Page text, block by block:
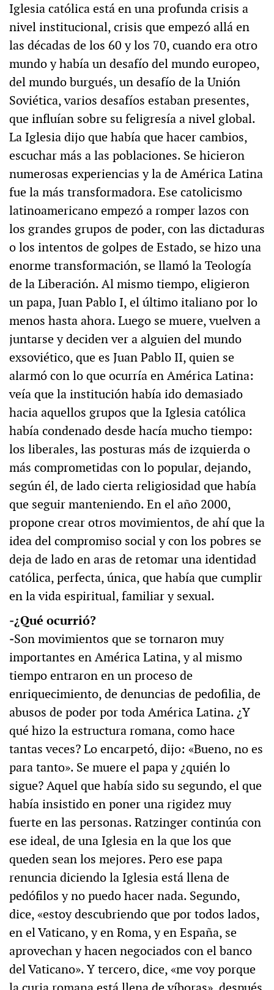
Iglesia católica está en una profunda crisis a
nivel institucional, crisis que empezó allá en
las décadas de los 60 y los 70, cuando era otro
mundo y había un desafío del mundo europeo,
del mundo burgués, un desafío de la Unión
Soviética, varios desafíos estaban presentes,
que influían sobre su feligresía a nivel global.
La Iglesia dijo que había que hacer cambios,
escuchar más a las poblaciones. Se hicieron
numerosas experiencias y la de América Latina
fue la más transformadora. Ese catolicismo
latinoamericano empezó a romper lazos con
los grandes grupos de poder, con las dictaduras
o los intentos de golpes de Estado, se hizo una
enorme transformación, se llamó la Teología
de la Liberación. Al mismo tiempo, eligieron
un papa, Juan Pablo I, el último italiano por lo
menos hasta ahora. Luego se muere, vuelven a
juntarse y deciden ver a alguien del mundo
exsoviético, que es Juan Pablo II, quien se
alarmó con lo que ocurría en América Latina:
veía que la institución había ido demasiado
hacia aquellos grupos que la Iglesia católica
había condenado desde hacía mucho tiempo:
los liberales, las posturas más de izquierda o
más comprometidas con lo popular, dejando,
según él, de lado cierta religiosidad que había
que seguir manteniendo. En el año 2000,
propone crear otros movimientos, de ahí que la
idea del compromiso social y con los pobres se
deja de lado en aras de retomar una identidad
católica, perfecta, única, que había que cumplir
en la vida espiritual, familiar y sexual.
‒¿Qué ocurrió?
‒Son movimientos que se tornaron muy
importantes en América Latina, y al mismo
tiempo entraron en un proceso de
enriquecimiento, de denuncias de pedofilia, de
abusos de poder por toda América Latina. ¿Y
qué hizo la estructura romana, como hace
tantas veces? Lo encarpetó, dijo: «Bueno, no es
para tanto». Se muere el papa y ¿quién lo
sigue? Aquel que había sido su segundo, el que
había insistido en poner una rigidez muy
fuerte en las personas. Ratzinger continúa con
ese ideal, de una Iglesia en la que los que
queden sean los mejores. Pero ese papa
renuncia diciendo la Iglesia está llena de
pedófilos y no puedo hacer nada. Segundo,
dice, «estoy descubriendo que por todos lados,
en el Vaticano, y en Roma, y en España, se
aprovechan y hacen negociados con el banco
del Vaticano». Y tercero, dice, «me voy porque